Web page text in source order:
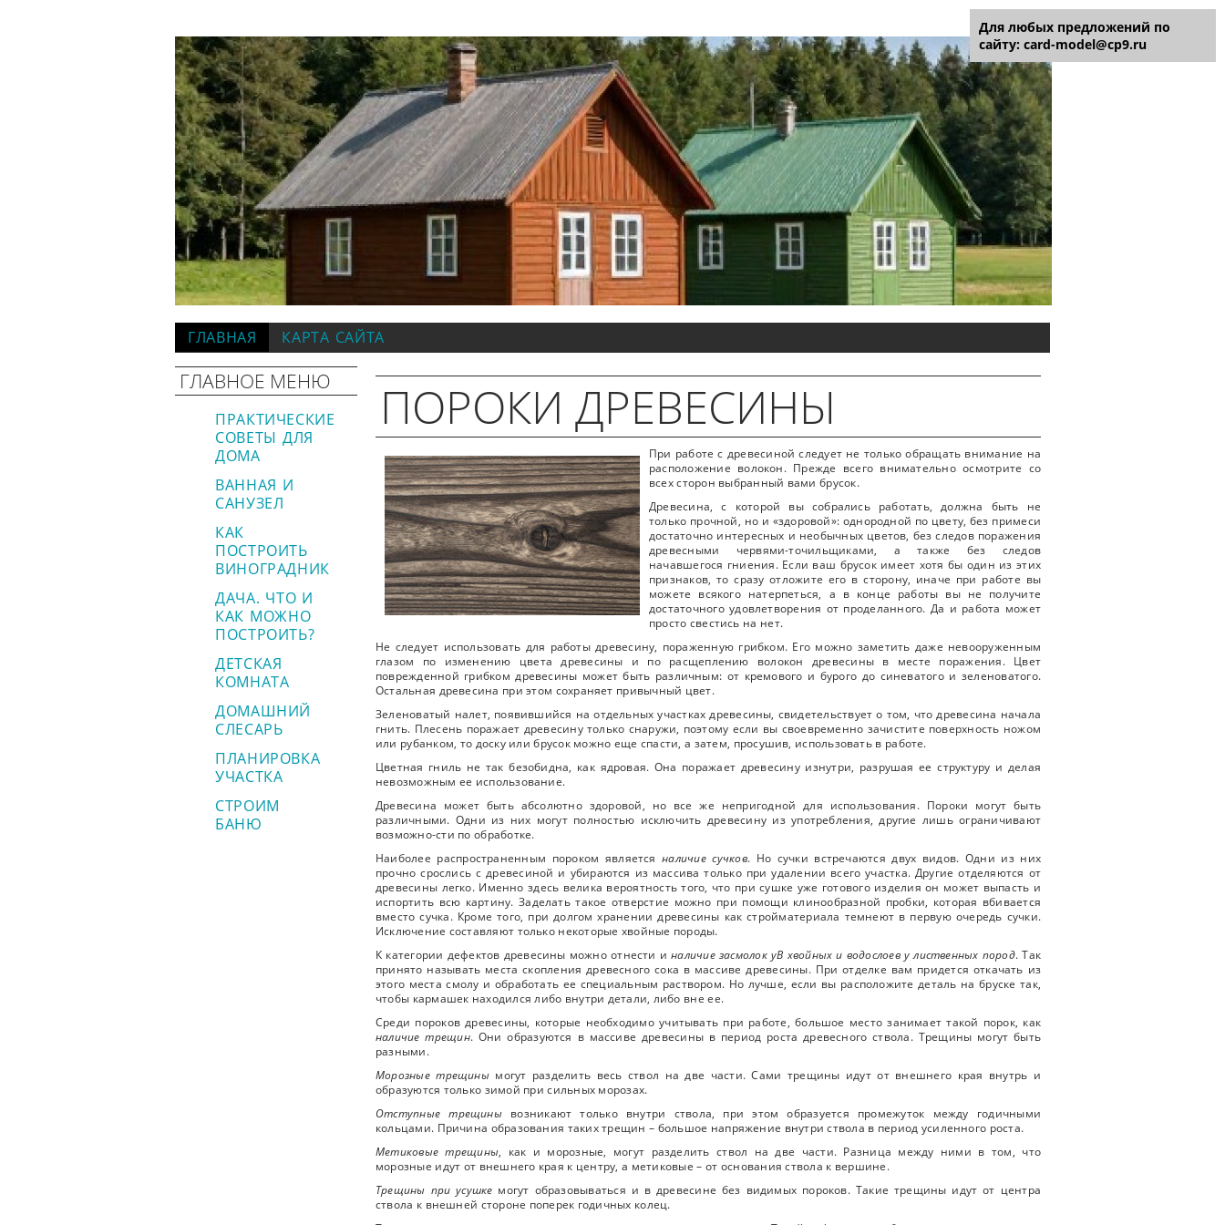
ГЛАВНАЯ КАРТА САЙТА
ГЛАВНОЕ МЕНЮ
ПРАКТИЧЕСКИЕ
СОВЕТЫ ДЛЯ
ДОМА
ВАННАЯ И
САНУЗЕЛ
КАК
ПОСТРОИТЬ
ВИНОГРАДНИК
ДАЧА. ЧТО И
КАК МОЖНО
ПОСТРОИТЬ?
ДЕТСКАЯ
КОМНАТА
ДОМАШНИЙ
СЛЕСАРЬ
ПЛАНИРОВКА
УЧАСТКА
СТРОИМ
БАНЮ
ПОРОКИ ДРЕВЕСИНЫ
При работе с древесиной следует не только обращать внимание на
расположение волокон. Прежде всего внимательно осмотрите со
всех сторон выбранный вами брусок.
Древесина, с которой вы собрались работать, должна быть не
только прочной, но и «здоровой»: однородной по цвету, без примеси
достаточно интересных и необычных цветов, без следов поражения
древесными червями-точильщиками, а также без следов
начавшегося гниения. Если ваш брусок имеет хотя бы один из этих
признаков, то сразу отложите его в сторону, иначе при работе вы
можете всякого натерпеться, а в конце работы вы не получите
достаточного удовлетворения от проделанного. Да и работа может
просто свестись на нет.
Не следует использовать для работы древесину, пораженную грибком. Его можно заметить даже невооруженным
глазом по изменению цвета древесины и по расщеплению волокон древесины в месте поражения. Цвет
поврежденной грибком древесины может быть различным: от кремового и бурого до синеватого и зеленоватого.
Остальная древесина при этом сохраняет привычный цвет.
Зеленоватый налет, появившийся на отдельных участках древесины, свидетельствует о том, что древесина начала
гнить. Плесень поражает древесину только снаружи, поэтому если вы своевременно зачистите поверхность ножом
или рубанком, то доску или брусок можно еще спасти, а затем, просушив, использовать в работе.
Цветная гниль не так безобидна, как ядровая. Она поражает древесину изнутри, разрушая ее структуру и делая
невозможным ее использование.
Древесина может быть абсолютно здоровой, но все же непригодной для использования. Пороки могут быть
различными. Одни из них могут полностью исключить древесину из употребления, другие лишь ограничивают
возможно-сти по обработке.
Наиболее распространенным пороком являетсяналичие сучков. Но сучки встречаются двух видов. Одни из них
прочно срослись с древесиной и убираются из массива только при удалении всего участка. Другие отделяются от
древесины легко. Именно здесь велика вероятность того, что при сушке уже готового изделия он может выпасть и
испортить всю картину. Заделать такое отверстие можно при помощи клинообразной пробки, которая вбивается
вместо сучка. Кроме того, при долгом хранении древесины как стройматериала темнеют в первую очередь сучки.
Исключение составляют только некоторые хвойные породы.
К категории дефектов древесины можно отнести иналичие засмолок уВ хвойных и водослоев у лиственных пород. Так
принято называть места скопления древесного сока в массиве древесины. При отделке вам придется откачать из
этого места смолу и обработать ее специальным раствором. Но лучше, если вы расположите деталь на бруске так,
чтобы кармашек находился либо внутри детали, либо вне ее.
Среди пороков древесины, которые необходимо учитывать при работе, большое место занимает такой порок, как
наличие трещин. Они образуются в массиве древесины в период роста древесного ствола. Трещины могут быть
разными.
Морозные трещинымогут разделить весь ствол на две части. Сами трещины идут от внешнего края внутрь и
образуются только зимой при сильных морозах.
Отступные трещинывозникают только внутри ствола, при этом образуется промежуток между годичными
кольцами. Причина образования таких трещин – большое напряжение внутри ствола в период усиленного роста.
Метиковые трещины, как и морозные, могут разделить ствол на две части. Разница между ними в том, что
морозные идут от внешнего края к центру, а метиковые – от основания ствола к вершине.
Трещины при усушке могут образовываться и в древесине без видимых пороков. Такие трещины идут от центра
ствола к внешней стороне поперек годичных колец.
Для любых предложений по
сайту: card-model@cp9.ru